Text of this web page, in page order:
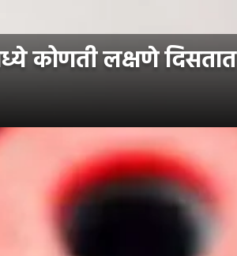
कोणती लक्षणे दिसतात